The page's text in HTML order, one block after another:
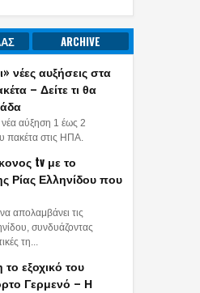
ARCHIVE
νέες αυξήσεις στα
– Δείτε τι θα
αύξηση 1 έως 2
πακέτα στις ΗΠΑ.
tv με το
Ρίας Ελληνίδου που
απολαμβάνει τις
συνδυάζοντας
τη...
εξοχικό του
Γερμενό – Η